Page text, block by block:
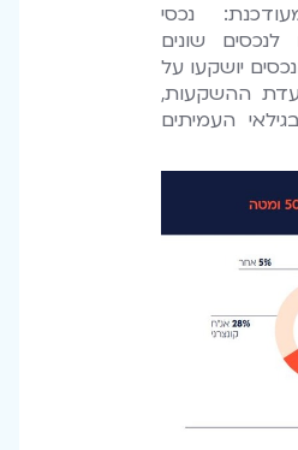
נכסי
לנכסים שונים
יושקעו על
ההשקעות,
העמיתים